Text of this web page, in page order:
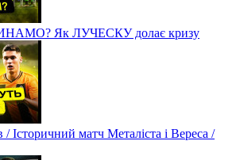
Як ЛУЧЕСКУ долає кризу
Історичний матч Металіста і Вереса /